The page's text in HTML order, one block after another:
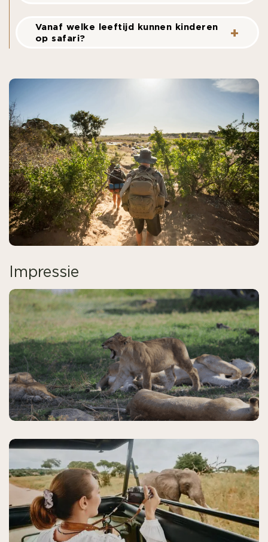
Vanaf welke leeftijd kunnen kinderen
op safari?
Impressie